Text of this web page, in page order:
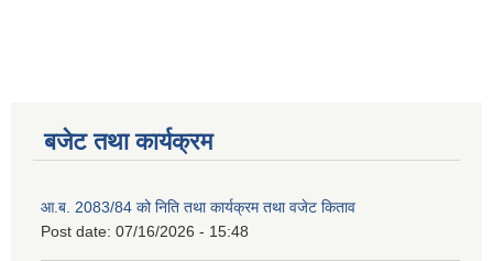
बजेट तथा कार्यक्रम
आ.ब. 2083/84 को निति तथा कार्यक्रम तथा वजेट किताव
Post date: 07/16/2026 - 15:48